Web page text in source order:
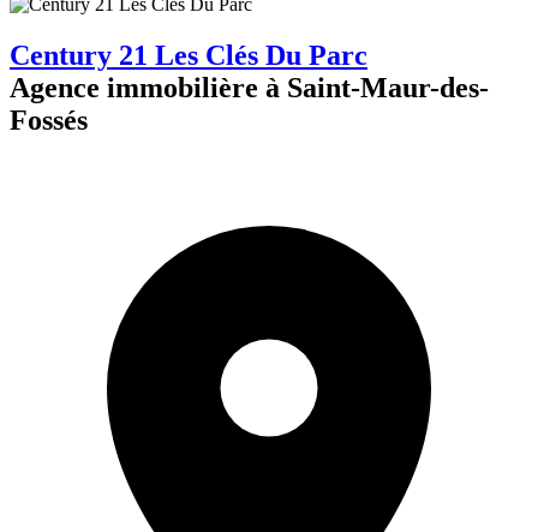
Century 21 Les Clés Du Parc
Agence immobilière à Saint-Maur-des-
Fossés